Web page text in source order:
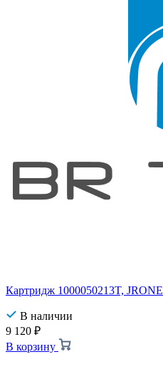
Картридж 1000050213T, JRONE
В наличии
9 120 ₽
В корзину